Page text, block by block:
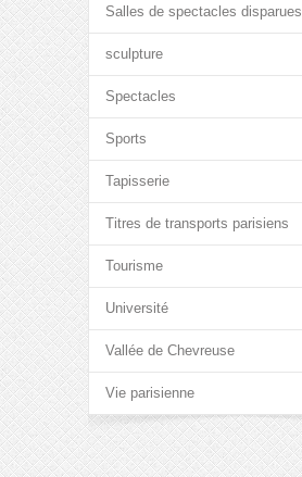
Salles de spectacles disparues
sculpture
Spectacles
Sports
Tapisserie
Titres de transports parisiens
Tourisme
Université
Vallée de Chevreuse
Vie parisienne